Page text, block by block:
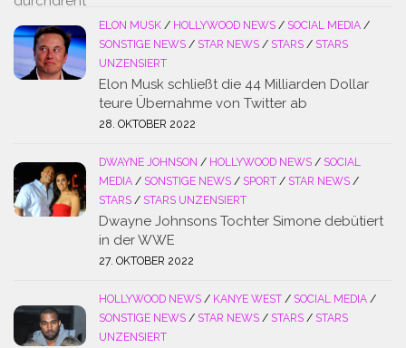
ELON MUSK / HOLLYWOOD NEWS / SOCIAL MEDIA /
SONSTIGE NEWS / STAR NEWS / STARS / STARS
UNZENSIERT
Elon Musk schließt die 44 Milliarden Dollar
teure Übernahme von Twitter ab
28. OKTOBER 2022
DWAYNE JOHNSON / HOLLYWOOD NEWS / SOCIAL
MEDIA / SONSTIGE NEWS / SPORT / STAR NEWS /
STARS / STARS UNZENSIERT
Dwayne Johnsons Tochter Simone debütiert
in der WWE
27. OKTOBER 2022
HOLLYWOOD NEWS / KANYE WEST / SOCIAL MEDIA /
SONSTIGE NEWS / STAR NEWS / STARS / STARS
UNZENSIERT